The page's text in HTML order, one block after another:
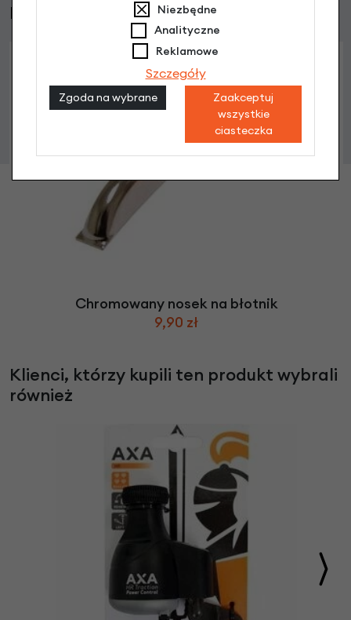
Podobne produkty
Chromowany nosek na błotnik
9,90 zł
Klienci, którzy kupili ten produkt wybrali
również
Niezbędne
Analityczne
Reklamowe
Szczegóły
Zgoda na wybrane
Zaakceptuj
wszystkie
ciasteczka